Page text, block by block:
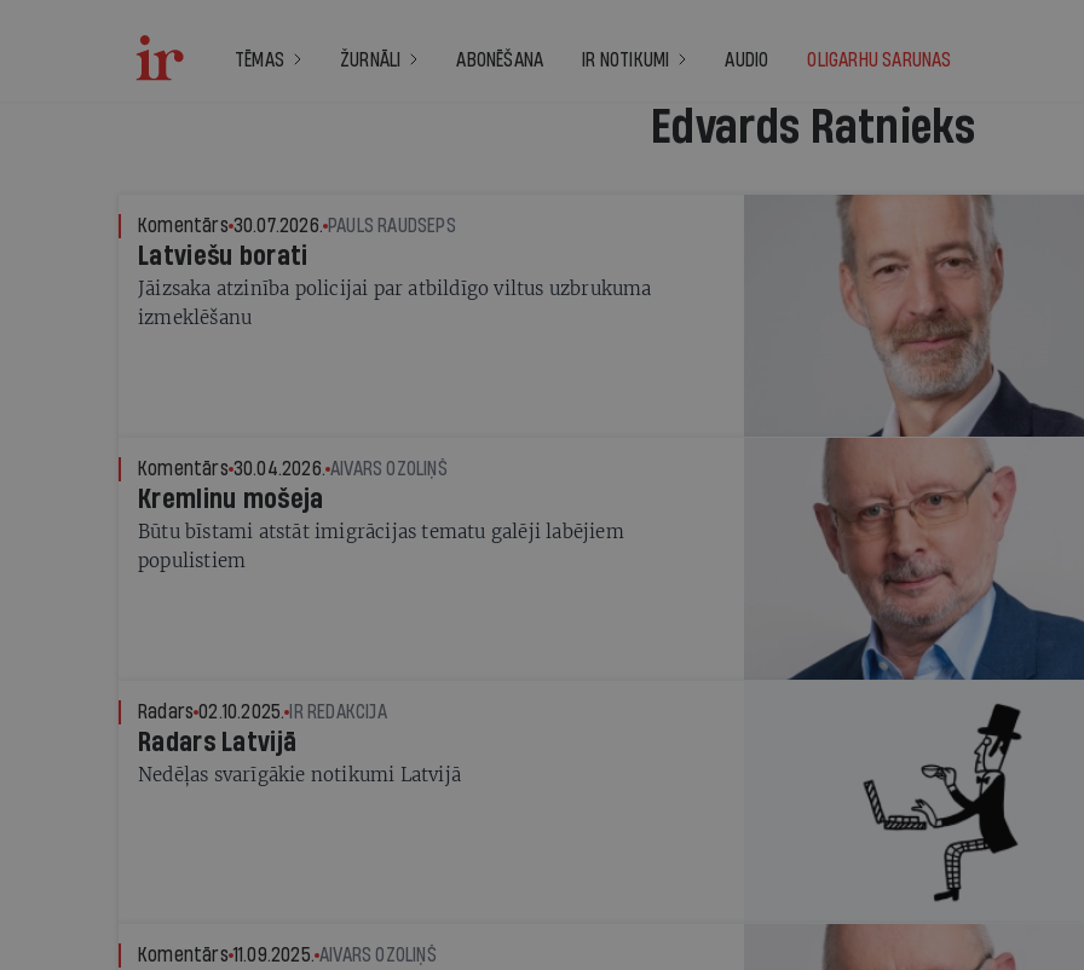
TĒMAS ŽURNĀLI ABONĒŠANA IR NOTIKUMI AUDIO OLIGARHU SARUNAS
Edvards Ratnieks
Komentārs 30.07.2026. PAULS RAUDSEPS
Latviešu borati
Jāizsaka atzinība policijai par atbildīgo viltus uzbrukuma
izmeklēšanu
Komentārs 30.04.2026. AIVARS OZOLIŅŠ
Kremlinu mošeja
Būtu bīstami atstāt imigrācijas tematu galēji labējiem
populistiem
Radars 02.10.2025. IR REDAKCIJA
Radars Latvijā
Nedēļas svarīgākie notikumi Latvijā
Komentārs 11.09.2025. AIVARS OZOLIŅŠ